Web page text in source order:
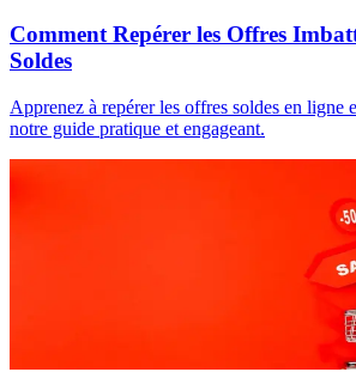
Comment Repérer les Offres
Soldes
Apprenez à repérer les offres soldes en ligne
notre guide pratique et engageant.